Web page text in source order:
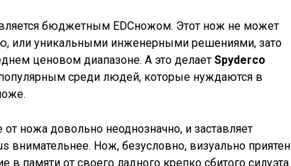
бюджетным EDCножом. Этот нож не может
или уникальными инженерными решениями, зато
ценовом диапазоне. А это делает Spyderco
среди людей, которые нуждаются в
ножа довольно неоднозначно, и заставляет
внимательнее. Нож, безусловно, визуально приятен
в памяти от своего ладного крепко сбитого силуэта.